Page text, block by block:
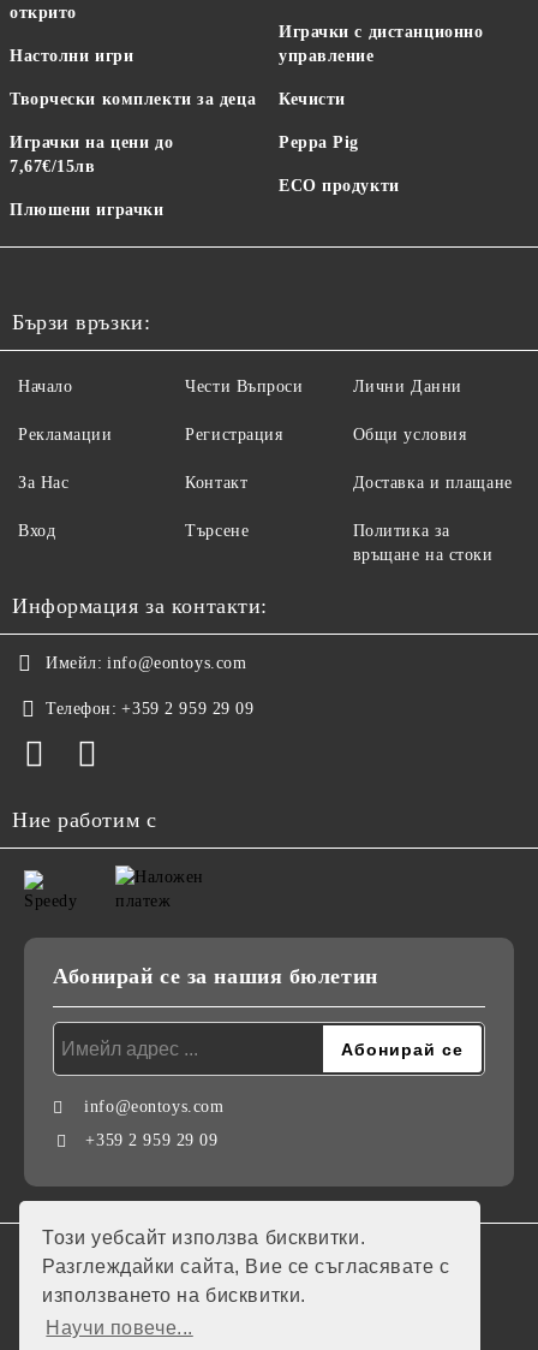
Този уебсайт използва бисквитки.
Разглеждайки сайта, Вие се съгласявате с
използването на бисквитки.
Научи повече...
открито
Настолни игри
Творчески комплекти за деца
Играчки на цени до
7,67€/15лв
Плюшени играчки
Играчки с дистанционно
управление
Кечисти
Peppa Pig
ECO продукти
Бързи връзки:
Начало
Рекламации
За Нас
Вход
Чести Въпроси
Регистрация
Контакт
Търсене
Лични Данни
Общи условия
Доставка и плащане
Политика за
връщане на стоки
Информация за контакти:
Имейл: info@eontoys.com
Телефон: +359 2 959 29 09
Ние работим с
Абонирай се за нашия бюлетин
info@eontoys.com
+359 2 959 29 09
GDPR
Нашият онлайн магазин е 100% съобразен с GDPR.